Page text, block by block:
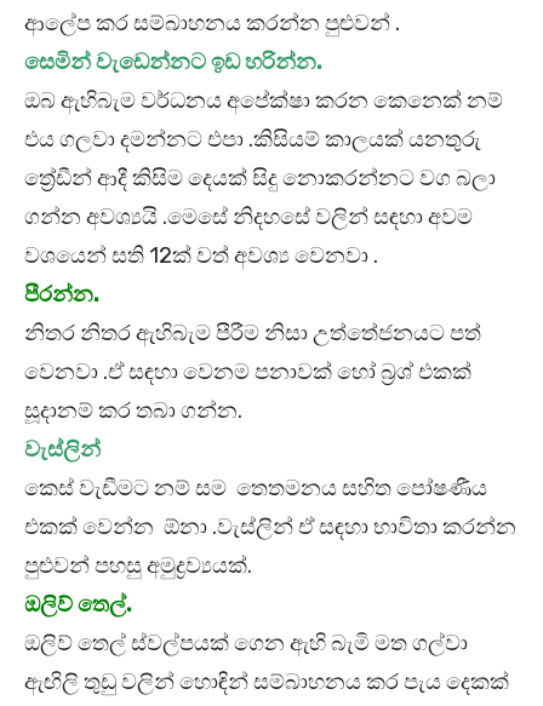
ආලේප කර සම්බාහනය කරන්න පුළුවන් .
සෙමින් වැඩෙන්නට ඉඩ හරින්න.
ඔබ ඇහිබැම වර්ධනය අපේක්ෂා කරන කෙනෙක් නම්
එය ගලවා දමන්නට එපා .කිසියම් කාලයක් යනතුරු
ත්‍රේඩීන් ආදී කිසිම දෙයක් සිදු නොකරන්නට වග බලා
ගන්න අවශ්‍යයි .මෙසේ නිදහසේ වලින් සඳහා අවම
වශයෙන් සති 12ක් වත් අවශ්‍ය වෙනවා .
පීරන්න.
නිතර නිතර ඇහිබැම පීරීම නිසා උත්තේජනයට පත්
වෙනවා .ඒ සඳහා වෙනම පනාවක් හෝ බ්‍රශ් එකක්
සූදානම් කර තබා ගන්න.
වැස්ලින්
කෙස් වැඩීමට නම් සම තෙතමනය සහිත පෝෂණීය
එකක් වෙන්න ඕනා .වැස්ලින් ඒ සඳහා භාවිතා කරන්න
පුළුවන් පහසු අමුද්‍රව්‍යයක්.
ඔලිව් තෙල්.
ඔලිව් තෙල් ස්වල්පයක් ගෙන ඇහි බැමි මත ගල්වා
ඇඟිලි තුඩු වලින් හොඳින් සම්බාහනය කර පැය දෙකක්